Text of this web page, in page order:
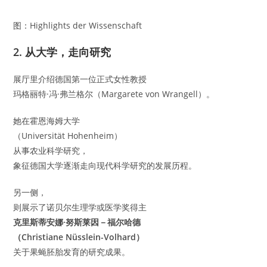
图：Highlights der Wissenschaft
2. 从大学，走向研究
展厅里介绍德国第一位正式女性教授
玛格丽特·冯·弗兰格尔（Margarete von Wrangell）。
她在霍恩海姆大学
（Universität Hohenheim）
从事农业科学研究，
象征德国大学逐渐走向现代科学研究的发展历程。
另一侧，
则展示了诺贝尔生理学或医学奖得主
克里斯蒂安娜·努斯莱因－福尔哈德
（Christiane Nüsslein-Volhard）
关于果蝇胚胎发育的研究成果。